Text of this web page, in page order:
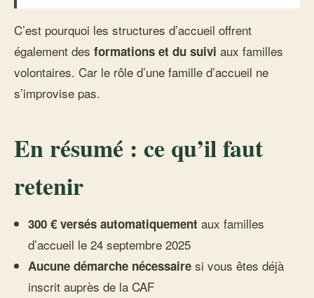
C’est pourquoi les structures d’accueil offrent
également des formations et du suivi aux familles
volontaires. Car le rôle d’une famille d’accueil ne
s’improvise pas.
En résumé : ce qu’il faut
retenir
300 € versés automatiquement aux familles
d’accueil le 24 septembre 2025
Aucune démarche nécessaire si vous êtes déjà
inscrit auprès de la CAF